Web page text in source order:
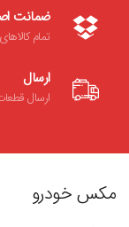
ضمانت
تمام
ارسال
ارسال
مکس خودرو